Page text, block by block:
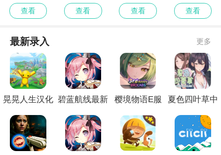
导少年手游
查看 查看 查看 查看
最新录入 更多
晃晃人生汉化 碧蓝航线最新
樱境物语E服
夏色四叶草中